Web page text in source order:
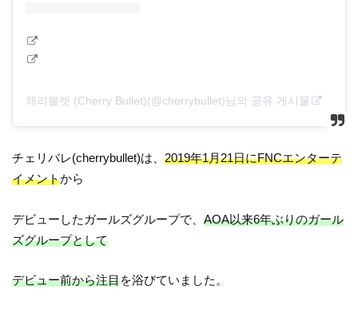
체리블렛 (Cherry Bullet)(@cherrybullet)님의 공유 게시물
チェリバレ(cherrybullet)は、2019年1月21日にFNCエンターテ
イメントから
デビューしたガールズグループで、AOA以来6年ぶりのガール
ズグループとして
デビュー前から注目を浴びていました。